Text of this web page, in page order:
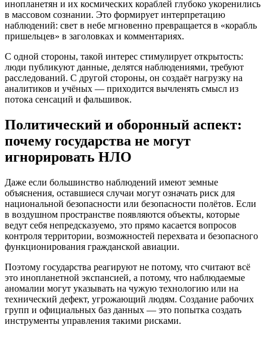
инопланетян и их космических кораблей глубоко укоренились
в массовом сознании. Это формирует интерпретацию
наблюдений: свет в небе мгновенно превращается в «корабль
пришельцев» в заголовках и комментариях.
С одной стороны, такой интерес стимулирует открытость:
люди публикуют данные, делятся наблюдениями, требуют
расследований. С другой стороны, он создаёт нагрузку на
аналитиков и учёных — приходится вычленять смысл из
потока сенсаций и фальшивок.
Политический и оборонный аспект:
почему государства не могут
игнорировать НЛО
Даже если большинство наблюдений имеют земные
объяснения, оставшиеся случаи могут означать риск для
национальной безопасности или безопасности полётов. Если
в воздушном пространстве появляются объекты, которые
ведут себя непредсказуемо, это прямо касается вопросов
контроля территории, возможностей перехвата и безопасного
функционирования гражданской авиации.
Поэтому государства реагируют не потому, что считают всё
это инопланетной экспансией, а потому, что наблюдаемые
аномалии могyт указывать на чужую технологию или на
технический дефект, угрожающий людям. Создание рабочих
групп и официальных баз данных — это попытка создать
инструменты управления такими рисками.